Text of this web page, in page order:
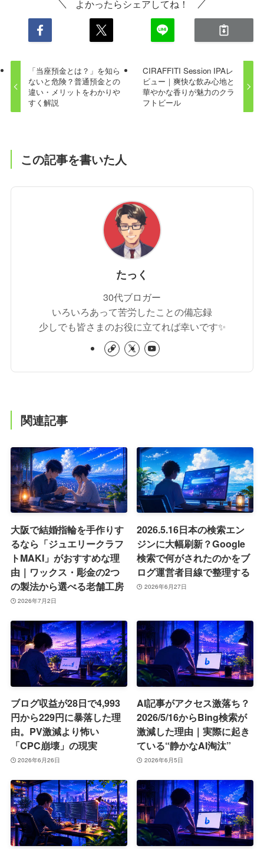
よかったらシェアしてね！
「当座預金とは？」を知ら
ないと危険？普通預金との
違い・メリットをわかりや
すく解説
CIRAFFITI Session IPAレ
ビュー｜爽快な飲み心地と
華やかな香りが魅力のクラ
フトビール
この記事を書いた人
たっく
30代ブロガー
いろいろあって苦労したことの備忘録
少しでも皆さまのお役に立てれば幸いです✨
関連記事
大阪で結婚指輪を手作りす
るなら「ジュエリークラフ
トMAKI」がおすすめな理
由｜ワックス・彫金の2つ
の製法から選べる老舗工房
2026年7月2日
2026.5.16日本の検索エン
ジンに大幅刷新？Google
検索で何がされたのかをブ
ログ運営者目線で整理する
2026年6月27日
ブログ収益が28日で4,993
円から229円に暴落した理
由。PV激減より怖い
「CPC崩壊」の現実
2026年6月26日
AI記事がアクセス激落ち？
2026/5/16からBing検索が
激減した理由｜実際に起き
ている“静かなAI淘汰”
2026年6月5日